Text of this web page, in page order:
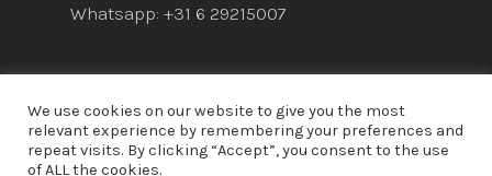
Whatsapp: +31 6 29215007
© 2026 Ladies Bodyfashion. hosted by:
We use cookies on our website to give you the most
relevant experience by remembering your preferences and
repeat visits. By clicking “Accept”, you consent to the use
of ALL the cookies.